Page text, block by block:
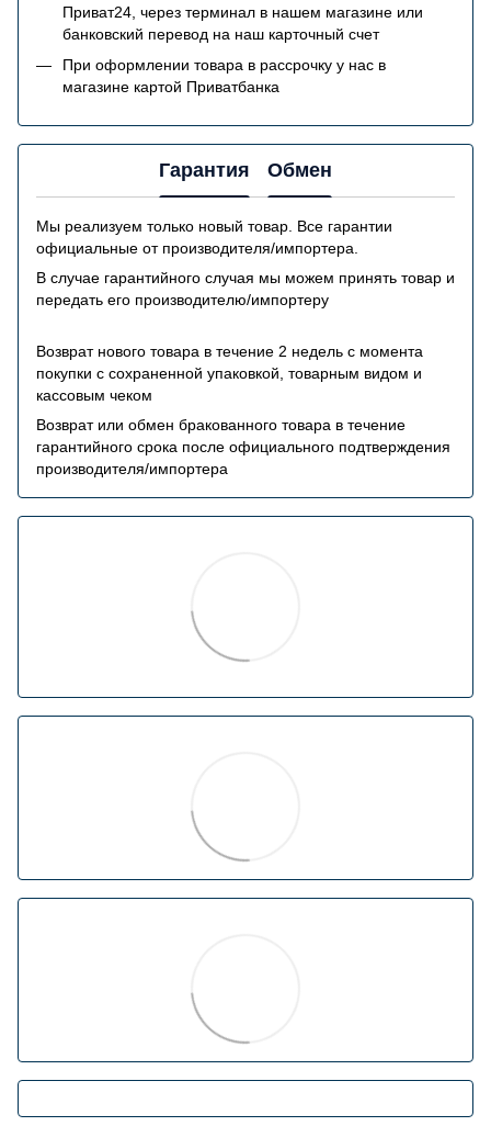
Приват24, через терминал в нашем магазине или
банковский перевод на наш карточный счет
При оформлении товара в рассрочку у нас в
магазине картой Приватбанка
Гарантия Обмен
Мы реализуем только новый товар. Все гарантии
официальные от производителя/импортера.
В случае гарантийного случая мы можем принять товар и
передать его производителю/импортеру
Возврат нового товара в течение 2 недель с момента
покупки с сохраненной упаковкой, товарным видом и
кассовым чеком
Возврат или обмен бракованного товара в течение
гарантийного срока после официального подтверждения
производителя/импортера